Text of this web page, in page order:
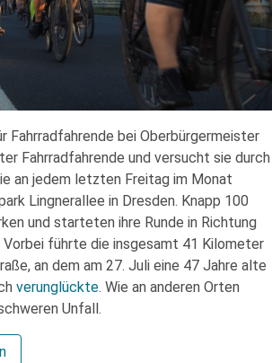
Fahrradfahrende bei Oberbürgermeister
Fahrradfahrende und versucht sie durch
an jedem letzten Freitag im Monat
Lingnerallee in Dresden. Knapp 100
und starteten ihre Runde in Richtung
Vorbei führte die insgesamt 41 Kilometer
an dem am 27. Juli eine 47 Jahre alte
verunglückte. Wie an anderen Orten
Unfall.